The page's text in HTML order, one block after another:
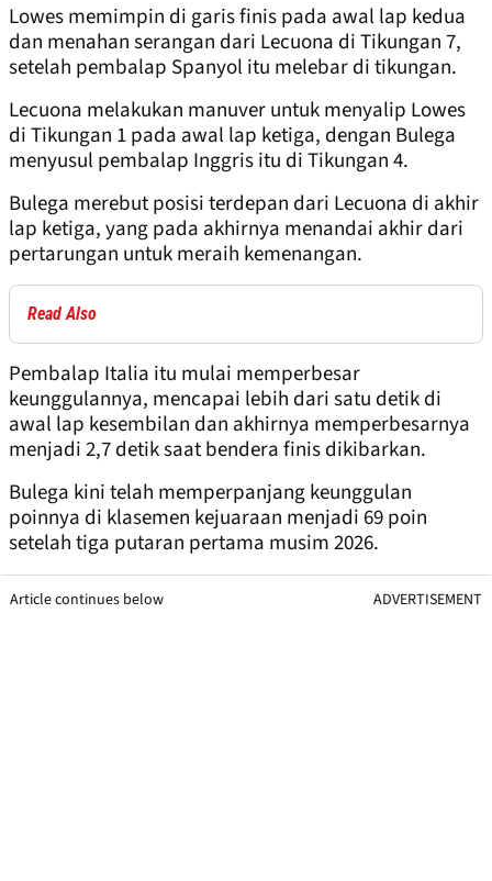
Lowes memimpin di garis finis pada awal lap kedua
dan menahan serangan dari Lecuona di Tikungan 7,
setelah pembalap Spanyol itu melebar di tikungan.
Lecuona melakukan manuver untuk menyalip Lowes
di Tikungan 1 pada awal lap ketiga, dengan Bulega
menyusul pembalap Inggris itu di Tikungan 4.
Bulega merebut posisi terdepan dari Lecuona di akhir
lap ketiga, yang pada akhirnya menandai akhir dari
pertarungan untuk meraih kemenangan.
Read Also
Pembalap Italia itu mulai memperbesar
keunggulannya, mencapai lebih dari satu detik di
awal lap kesembilan dan akhirnya memperbesarnya
menjadi 2,7 detik saat bendera finis dikibarkan.
Bulega kini telah memperpanjang keunggulan
poinnya di klasemen kejuaraan menjadi 69 poin
setelah tiga putaran pertama musim 2026.
Article continues below ADVERTISEMENT